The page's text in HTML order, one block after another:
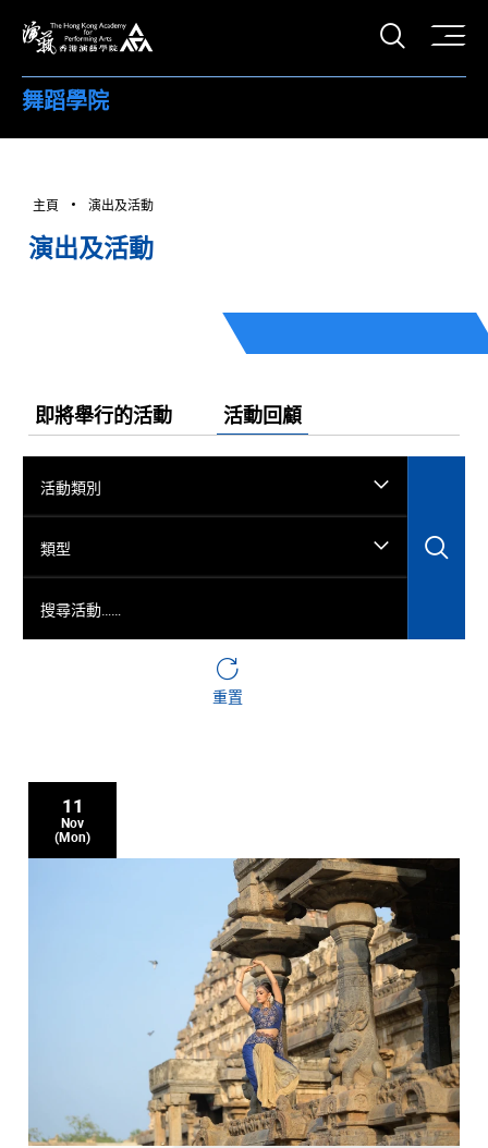
打開
舞蹈學院
主頁 演出及活動
演出及活動
即將舉行的活動 活動回顧
活動類別
類型
重置
11
Nov
(Mon)